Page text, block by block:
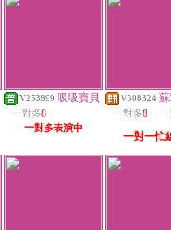
V253899 吸吸寶貝
一對多8
一對多表演中
V308324
一對多8
一對一忙